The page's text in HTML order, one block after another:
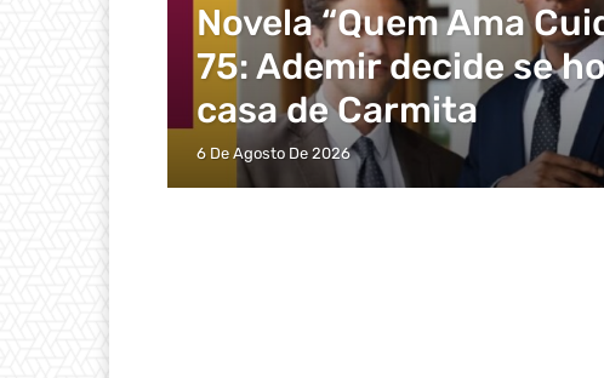
Novela “Quem Ama
75: Ademir decide se
casa de Carmita
6 De Agosto De 2026